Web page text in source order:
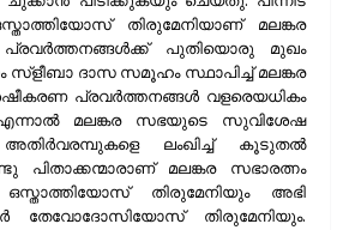
തിരുമേനിയാണ് മലങ്കര
പുതിയൊരു മുഖം
സ്ളീബാ ദാസ സമൂഹം സ്ഥാപിച്ച് മലങ്കര
പ്രവര്‍ത്തനങ്ങള്‍ വളരെയധികം
എന്നാല്‍ മലങ്കര സഭയുടെ സുവിശേഷ
ലംഖിച്ച് കൂടുതല്‍
പിതാക്കന്മാരാണ് മലങ്കര സഭാരത്നം
തിരുമേനിയും അഭി
തേവോദോസിയോസ് തിരുമേനിയും.